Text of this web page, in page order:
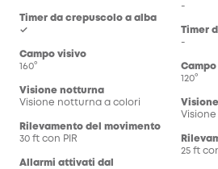
Timer da crepuscolo a alba
✓
Campo visivo
160°
Visione notturna
Visione notturna a colori
Rilevamento del movimento
30 ft con PIR
Allarmi attivati dal
-
Timer
-
120°
25 ft